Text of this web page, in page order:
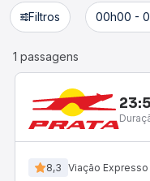
Filtros 00h00 -
1 passagens
8,3 Viação Expresso